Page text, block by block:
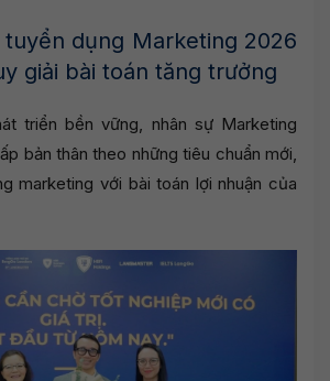
dụng Marketing 2026
giải bài toán tăng trưởng
triển bền vững, nhân sự Marketing
bản thân theo những tiêu chuẩn mới,
marketing với bài toán lợi nhuận của